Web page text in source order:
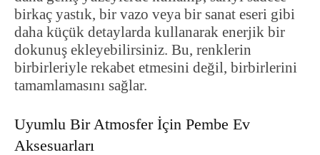
birkaç yastık, bir vazo veya bir sanat eseri gibi
daha küçük detaylarda kullanarak enerjik bir
dokunuş ekleyebilirsiniz. Bu, renklerin
birbirleriyle rekabet etmesini değil, birbirlerini
tamamlamasını sağlar.
Uyumlu Bir Atmosfer İçin Pembe Ev
Aksesuarları